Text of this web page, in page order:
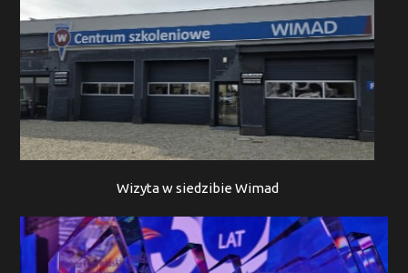
Wizyta w siedzibie Wimad